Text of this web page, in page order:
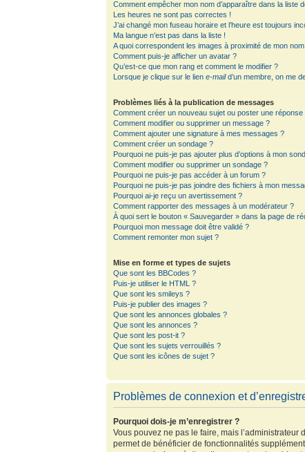
Comment empêcher mon nom d’apparaître dans la liste
Les heures ne sont pas correctes !
J’ai changé mon fuseau horaire et l’heure est toujours
Ma langue n’est pas dans la liste !
A quoi correspondent les images à proximité de mon nom
Comment puis-je afficher un avatar ?
Qu’est-ce que mon rang et comment le modifier ?
Lorsque je clique sur le liene-maild’un membre, on me
Problèmes liés à la publication de messages
Comment créer un nouveau sujet ou poster une réponse
Comment modifier ou supprimer un message ?
Comment ajouter une signature à mes messages ?
Comment créer un sondage ?
Pourquoi ne puis-je pas ajouter plus d’options à mon
Comment modifier ou supprimer un sondage ?
Pourquoi ne puis-je pas accéder à un forum ?
Pourquoi ne puis-je pas joindre des fichiers à mon
Pourquoi ai-je reçu un avertissement ?
Comment rapporter des messages à un modérateur ?
À quoi sert le bouton « Sauvegarder » dans la page de
Pourquoi mon message doit être validé ?
Comment remonter mon sujet ?
Mise en forme et types de sujets
Que sont les BBCodes ?
Puis-je utiliser le HTML ?
Que sont les smileys ?
Puis-je publier des images ?
Que sont les annonces globales ?
Que sont les annonces ?
Que sont les post-it ?
Que sont les sujets verrouillés ?
Que sont les icônes de sujet ?
Problèmes de connexion et
Pourquoi dois-je m’enregistrer ?
Vous pouvez ne pas le faire, mais
permet de bénéficier de fonctionnalités